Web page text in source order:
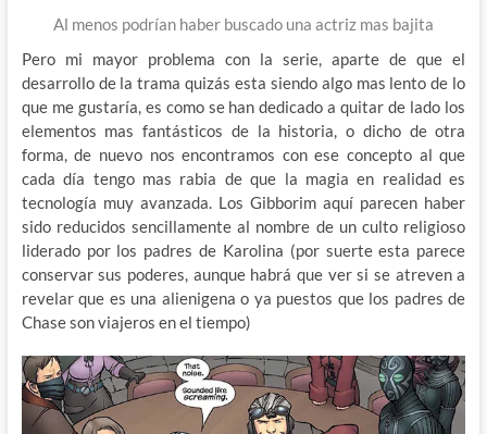
Al menos podrían haber buscado una actriz mas bajita
Pero mi mayor problema con la serie, aparte de que el
desarrollo de la trama quizás esta siendo algo mas lento de lo
que me gustaría, es como se han dedicado a quitar de lado los
elementos mas fantásticos de la historia, o dicho de otra
forma, de nuevo nos encontramos con ese concepto al que
cada día tengo mas rabia de que la magia en realidad es
tecnología muy avanzada. Los Gibborim aquí parecen haber
sido reducidos sencillamente al nombre de un culto religioso
liderado por los padres de Karolina (por suerte esta parece
conservar sus poderes, aunque habrá que ver si se atreven a
revelar que es una alienigena o ya puestos que los padres de
Chase son viajeros en el tiempo)